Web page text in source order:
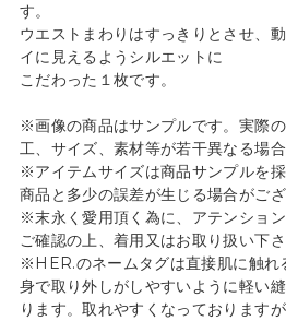
す。
ウエストまわりはすっきりとさせ、
イに見えるようシルエットに
こだわった１枚です。
※画像の商品はサンプルです。実際
工、サイズ、素材等が若干異なる場合
※アイテムサイズは商品サンプルを
商品と多少の誤差が生じる場合がござ
※末永く愛用頂く為に、アテンショ
ご確認の上、着用又はお取り扱い下さ
※HER.のネームタグは直接肌に触れ
身で取り外しがしやすいように軽い
ります。取れやすくなっております